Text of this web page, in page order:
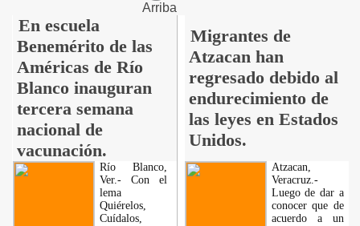
Arriba
En escuela
Benemérito de las
Américas de Río
Blanco inauguran
tercera semana
nacional de
vacunación.
Migrantes de
Atzacan han
regresado debido al
endurecimiento de
las leyes en Estados
Unidos.
Río Blanco,
Ver.- Con el
lema
Quiérelos,
Cuídalos,
Atzacan,
Veracruz.-
Luego de dar a
conocer que de
acuerdo a un